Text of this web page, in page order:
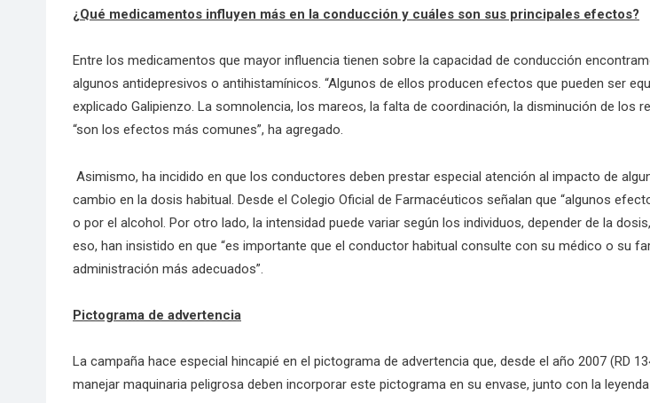
¿Qué medicamentos influyen más en la conducción y cuáles son sus principales efectos?
Entre los medicamentos que mayor influencia tienen sobre la capacidad de conducción
algunos antidepresivos o antihistamínicos. “Algunos de ellos producen efectos que pueden ser
explicado Galipienzo. La somnolencia, los mareos, la falta de coordinación, la disminución de
“son los efectos más comunes”, ha agregado.
Asimismo, ha incidido en que los conductores deben prestar especial atención al impacto de
cambio en la dosis habitual. Desde el Colegio Oficial de Farmacéuticos señalan que “algunos
o por el alcohol. Por otro lado, la intensidad puede variar según los individuos, depender de la
eso, han insistido en que “es importante que el conductor habitual consulte con su médico o su
administración más adecuados”.
Pictograma de advertencia
La campaña hace especial hincapié en el pictograma de advertencia que, desde el año 2007
manejar maquinaria peligrosa deben incorporar este pictograma en su envase, junto con la